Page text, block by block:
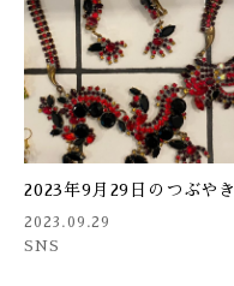
2023年9月29日のつぶやき
2023.09.29
SNS